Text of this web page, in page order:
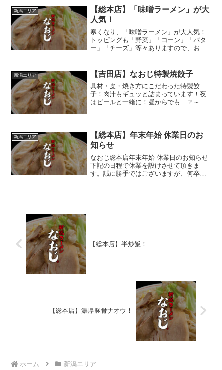
新潟エリア
【総本店】「味噌ラーメン」が大
人気！
寒くなり、「味噌ラーメン」が大人気！
トッピングも「野菜」「コーン」「バタ
ー」「チーズ」等々ありますので、お好
新潟エリア 【吉田店】なおじ特製焼餃子
具材・皮・焼き方にこだわった特製餃
子！肉汁もギュッと詰まっています！夜
はビールと一緒に！昼からでも…？～な
新潟エリア
【総本店】年末年始 休業日のお
知らせ
なおじ総本店年末年始 休業日のお知らせ
下記の日程で休業を設けさせて頂きま
す。誠に勝手ではございますが、何卒宜
【総本店】半炒飯！
【総本店】濃厚豚骨ナオウ！
ホーム 新潟エリア